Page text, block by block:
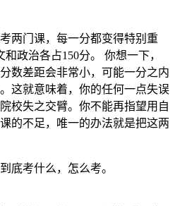
两门课，每一分都变得特别重
政治各占150分。 你想一下，
数差距会非常小，可能一分之内
这就意味着，你的任何一点失误
校失之交臂。你不能再指望用自
的不足，唯一的办法就是把这两
底考什么，怎么考。